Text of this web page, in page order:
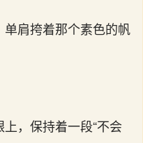
肩挎着那个素色的帆
，保持着一段“不会